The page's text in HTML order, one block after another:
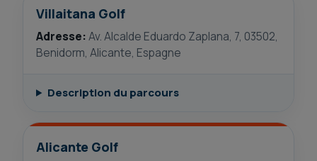
Villaitana Golf
Adresse:Av. Alcalde Eduardo Zaplana, 7, 03502,
Benidorm, Alicante, Espagne
Description du parcours
Alicante Golf